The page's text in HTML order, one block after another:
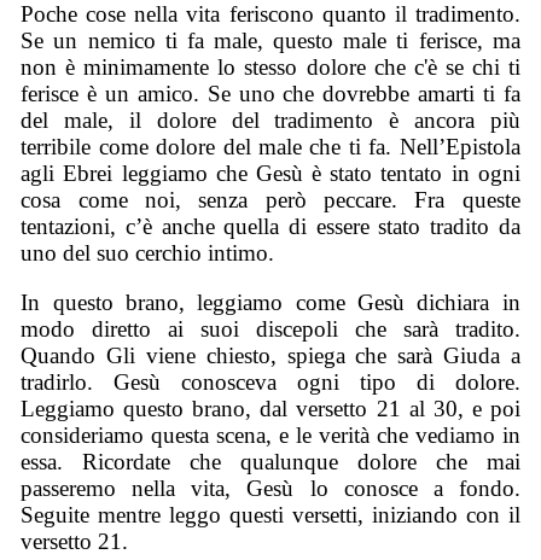
Poche cose nella vita feriscono quanto il tradimento.
Se un nemico ti fa male, questo male ti ferisce, ma
non è minimamente lo stesso dolore che c'è se chi ti
ferisce è un amico. Se uno che dovrebbe amarti ti fa
del male, il dolore del tradimento è ancora più
terribile come dolore del male che ti fa. Nell’Epistola
agli Ebrei leggiamo che Gesù è stato tentato in ogni
cosa come noi, senza però peccare. Fra queste
tentazioni, c’è anche quella di essere stato tradito da
uno del suo cerchio intimo.
In questo brano, leggiamo come Gesù dichiara in
modo diretto ai suoi discepoli che sarà tradito.
Quando Gli viene chiesto, spiega che sarà Giuda a
tradirlo. Gesù conosceva ogni tipo di dolore.
Leggiamo questo brano, dal versetto 21 al 30, e poi
consideriamo questa scena, e le verità che vediamo in
essa. Ricordate che qualunque dolore che mai
passeremo nella vita, Gesù lo conosce a fondo.
Seguite mentre leggo questi versetti, iniziando con il
versetto 21.